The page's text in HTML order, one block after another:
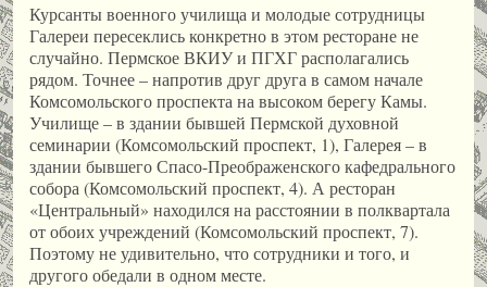
Курсанты военного училища и молодые сотрудницы
Галереи пересеклись конкретно в этом ресторане не
случайно. Пермское ВКИУ и ПГХГ располагались
рядом. Точнее – напротив друг друга в самом начале
Комсомольского проспекта на высоком берегу Камы.
Училище – в здании бывшей Пермской духовной
семинарии (Комсомольский проспект, 1), Галерея – в
здании бывшего Спасо-Преображенского кафедрального
собора (Комсомольский проспект, 4). А ресторан
«Центральный» находился на расстоянии в полквартала
от обоих учреждений (Комсомольский проспект, 7).
Поэтому не удивительно, что сотрудники и того, и
другого обедали в одном месте.